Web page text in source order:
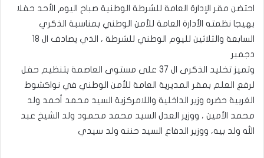
احتضن مقر الإدارة العامة للشرطة الوطنية صباح اليوم الأحد حفلا
بهيجا نظمته الأدارة العامة للأمن الوطني بمناسبة الذكري
السابعة والثلاثين لليوم الوطني للشرطة ، الذي يصادف ال 18
دجمبر
وتميز تخليد الذكرى ال 37 على مستوى العاصمة بتنظيم حفل
لرفع العلم بمقر المديرية العامة للأمن الوطني في نواكشوط
الغربية حضره وزير الداخلية واللامركزية السيد محمد أحمد ولد
محمد الأمين ، ووزير العدل السيد محمد محمود ولد الشيخ عبد
الله ولد بيه، ووزير الدفاع السيد حننه ولد سيدي